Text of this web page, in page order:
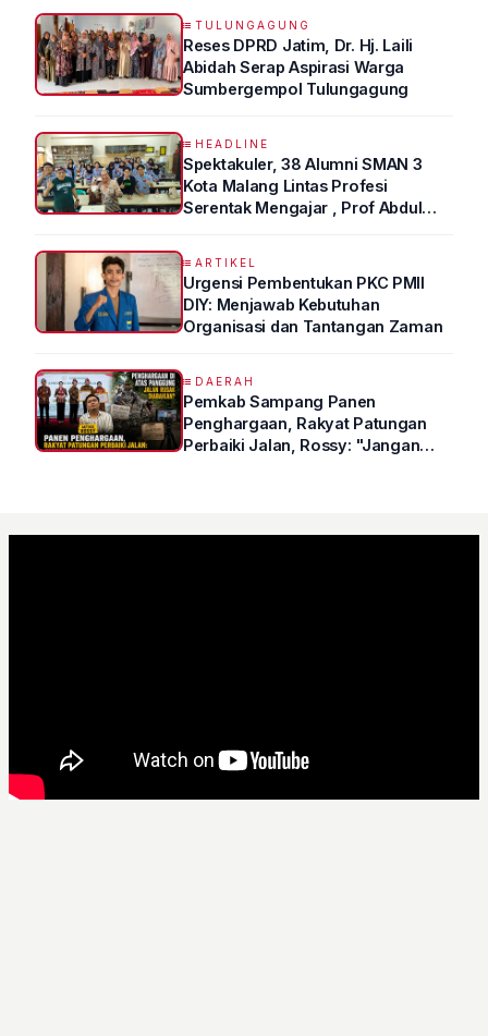
TULUNGAGUNG
Reses DPRD Jatim, Dr. Hj. Laili
Abidah Serap Aspirasi Warga
Sumbergempol Tulungagung
HEADLINE
Spektakuler, 38 Alumni SMAN 3
Kota Malang Lintas Profesi
Serentak Mengajar , Prof Abdul
ARTIKEL
Urgensi Pembentukan PKC PMII
DIY: Menjawab Kebutuhan
Organisasi dan Tantangan Zaman
DAERAH
Pemkab Sampang Panen
Penghargaan, Rakyat Patungan
Perbaiki Jalan, Rossy: "Jangan